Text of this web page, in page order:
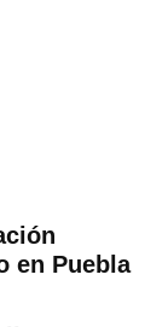
en Puebla